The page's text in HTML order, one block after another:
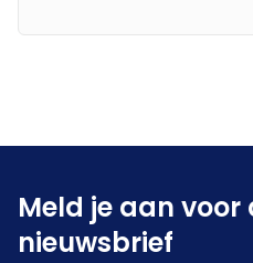
Meld je aan voor
nieuwsbrief